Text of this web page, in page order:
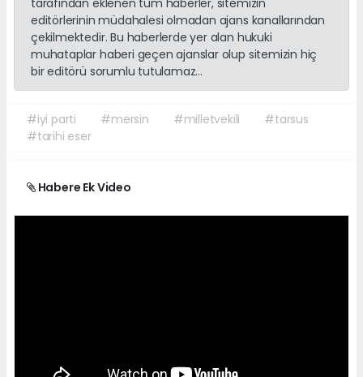
tarafından eklenen tüm haberler, sitemizin
editörlerinin müdahalesi olmadan ajans kanallarından
çekilmektedir. Bu haberlerde yer alan hukuki
muhataplar haberi geçen ajanslar olup sitemizin hiç
bir editörü sorumlu tutulamaz...
#iyi parti #mersin #milletvekili
#tarsus
#tarihi eser
Habere Ek Video